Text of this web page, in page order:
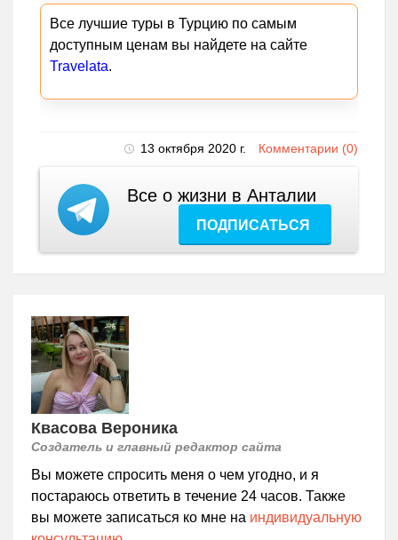
Все лучшие туры в Турцию по самым
доступным ценам вы найдете на сайте
Travelata.
13 октября 2020 г. Комментарии (0)
Все о жизни в Анталии
ПОДПИСАТЬСЯ
Квасова Вероника
Создатель и главный редактор сайта
Вы можете спросить меня о чем угодно, и я
постараюсь ответить в течение 24 часов. Также
вы можете записаться ко мне на индивидуальную